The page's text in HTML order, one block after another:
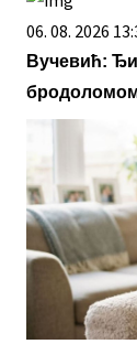
06. 08. 2026
Вучевић: